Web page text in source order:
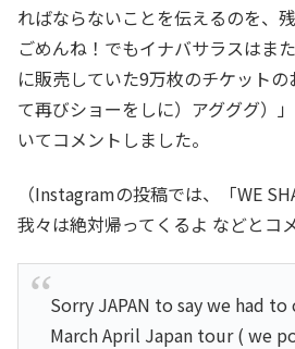
ればならないことを伝えるのを、
ごめんね！でもイナバサラスはま
に販売していた9万枚のチケット
て再びショーをしに）アグググ）
いてコメントしました。
（Instagramの投稿では、「WE
我々は絶対帰ってくるよ などとコ
Sorry JAPAN to say we had
March April Japan tour ( we